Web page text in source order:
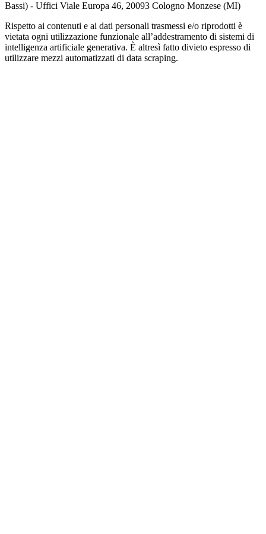
Bassi) - Uffici Viale Europa 46, 20093 Cologno Monzese (MI)
Rispetto ai contenuti e ai dati personali trasmessi e/o riprodotti è
vietata ogni utilizzazione funzionale all’addestramento di sistemi di
intelligenza artificiale generativa. È altresì fatto divieto espresso di
utilizzare mezzi automatizzati di data scraping.